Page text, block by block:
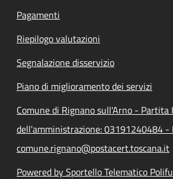
Pagamenti
Riepilogo valutazioni
Segnalazione disservizio
Piano di miglioramento dei servizi
Comune di Rignano sull'Arno - Partita
dell'amministrazione: 03191240484 -
comune.rignano@postacert.toscana.it
Powered by Sportello Telematico